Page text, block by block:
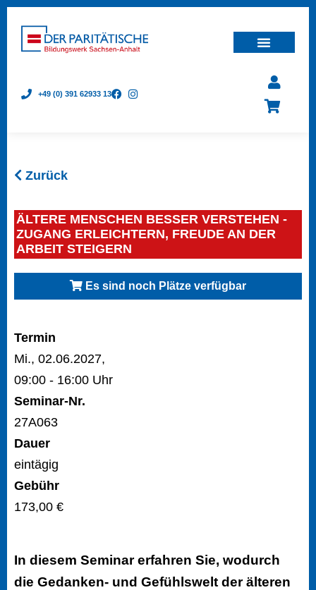
+49 (0) 391 62933 13
Zurück
ÄLTERE MENSCHEN BESSER VERSTEHEN -
ZUGANG ERLEICHTERN, FREUDE AN DER
ARBEIT STEIGERN
Es sind noch Plätze verfügbar
Termin
Mi., 02.06.2027,
09:00 - 16:00 Uhr
Seminar-Nr.
27A063
Dauer
eintägig
Gebühr
173,00 €
In diesem Seminar erfahren Sie, wodurch
die Gedanken- und Gefühlswelt der älteren